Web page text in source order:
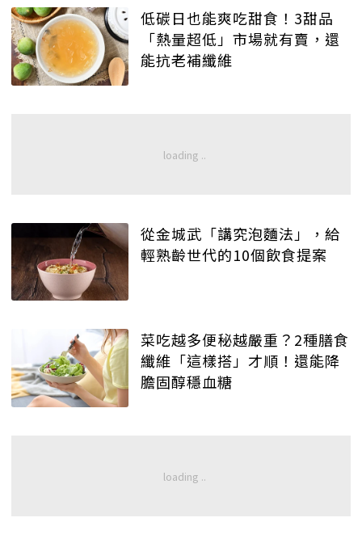
低碳日也能爽吃甜食！3甜品
「熱量超低」市場就有賣，還
能抗老補纖維
從金城武「講究泡麵法」，給
輕熟齡世代的10個飲食提案
菜吃越多便秘越嚴重？2種膳食
纖維「這樣搭」才順！還能降
膽固醇穩血糖